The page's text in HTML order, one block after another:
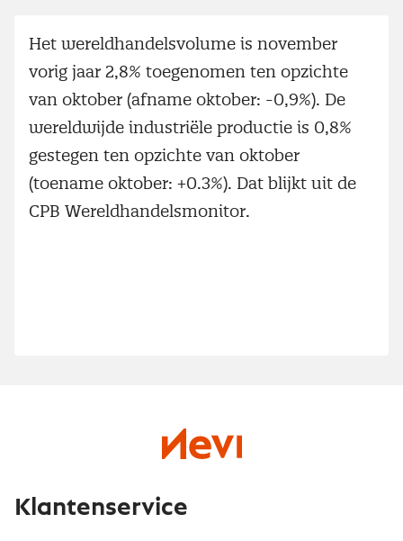
Het wereldhandelsvolume is november
vorig jaar 2,8% toegenomen ten opzichte
van oktober (afname oktober: -0,9%). De
wereldwijde industriële productie is 0,8%
gestegen ten opzichte van oktober
(toename oktober: +0.3%). Dat blijkt uit de
CPB Wereldhandelsmonitor.
Klantenservice